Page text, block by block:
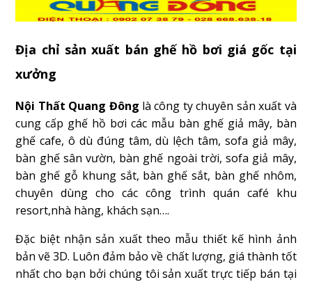
Địa chỉ sản xuất bán ghế hồ bơi giá gốc tại
xưởng
Nội Thất Quang Đông là công ty chuyên sản xuất và
cung cấp ghế hồ bơi các mẫu bàn ghế giả mây, bàn
ghế cafe, ô dù đúng tâm, dù lệch tâm, sofa giả mây,
bàn ghế sân vườn, bàn ghế ngoài trời, sofa giả mây,
bàn ghế gỗ khung sắt, bàn ghế sắt, bàn ghế nhôm,
chuyên dùng cho các công trình quán café khu
resort,nhà hàng, khách sạn….
Đặc biệt nhận sản xuất theo mẫu thiết kế hình ảnh
bản vẽ 3D. Luôn đảm bảo về chất lượng, giá thành tốt
nhất cho bạn bởi chúng tôi sản xuất trực tiếp bán tại